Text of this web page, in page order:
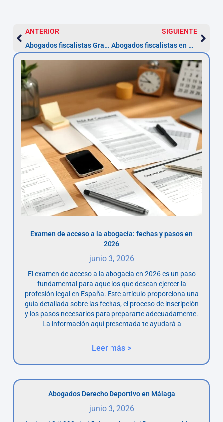
ANTERIOR
Abogados fiscalistas Granada: plazos clave y pasos
SIGUIENTE
Abogados fiscalistas en Badajoz: plazo 1 mes y cómo elegir
Examen de acceso a la abogacía: fechas y pasos en
2026
junio 3, 2026
El examen de acceso a la abogacía en 2026 es un paso
fundamental para aquellos que desean ejercer la
profesión legal en España. Este artículo proporciona una
guía detallada sobre las fechas, el proceso de inscripción
y los pasos necesarios para prepararte adecuadamente.
La información aquí presentada te ayudará a
Leer más >
Abogados Derecho Deportivo en Málaga
junio 3, 2026